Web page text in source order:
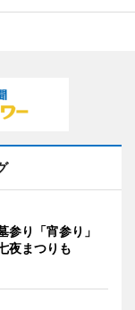
参り「宵参り」
夜まつりも